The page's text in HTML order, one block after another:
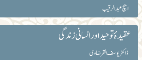
ایچ عبدالرقیب
عقیدۂ توحید اور انسانی زندگی
ڈاکٹر یوسف القرضاوی